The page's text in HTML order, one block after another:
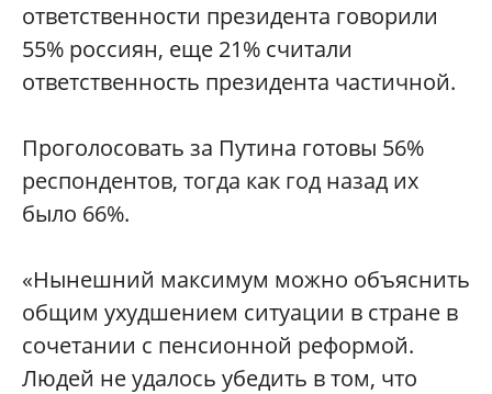
ответственности президента говорили
55% россиян, еще 21% считали
ответственность президента частичной.
Проголосовать за Путина готовы 56%
респондентов, тогда как год назад их
было 66%.
«Нынешний максимум можно объяснить
общим ухудшением ситуации в стране в
сочетании с пенсионной реформой.
Людей не удалось убедить в том, что